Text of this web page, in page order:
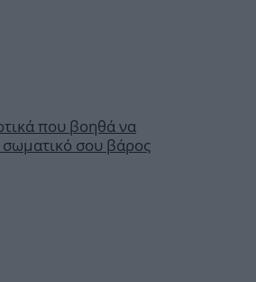
που βοηθά να
σωματικό σου βάρος